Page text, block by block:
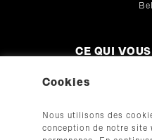
CE QUI
©
Cookies
Nous utilisons des
conception de notre site